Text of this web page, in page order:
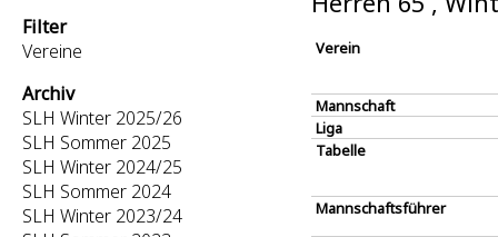
Filter
Vereine
Archiv
SLH Winter 2025/26
SLH Sommer 2025
SLH Winter 2024/25
SLH Sommer 2024
SLH Winter 2023/24
Verein
Mannschaft
Liga
Tabelle
Mannschaftsführer